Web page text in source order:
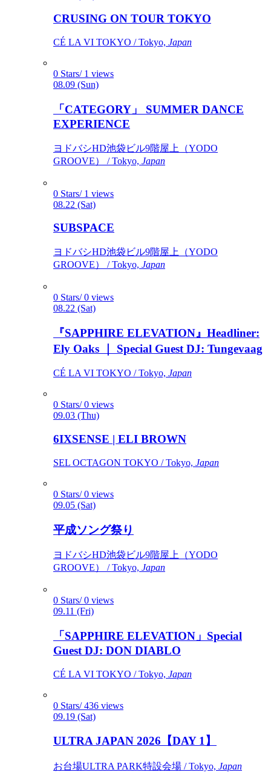
CRUSING ON TOUR TOKYO
CÉ LA VI TOKYO / Tokyo, Japan
0 Stars/ 1 views
08.09 (Sun)
「CATEGORY」 SUMMER DANCE
EXPERIENCE
ヨドバシHD池袋ビル9階屋上（YODO
GROOVE） / Tokyo, Japan
0 Stars/ 1 views
08.22 (Sat)
SUBSPACE
ヨドバシHD池袋ビル9階屋上（YODO
GROOVE） / Tokyo, Japan
0 Stars/ 0 views
08.22 (Sat)
『SAPPHIRE ELEVATION』Headliner:
Ely Oaks ｜ Special Guest DJ: Tungevaag
CÉ LA VI TOKYO / Tokyo, Japan
0 Stars/ 0 views
09.03 (Thu)
6IXSENSE | ELI BROWN
SEL OCTAGON TOKYO / Tokyo, Japan
0 Stars/ 0 views
09.05 (Sat)
平成ソング祭り
ヨドバシHD池袋ビル9階屋上（YODO
GROOVE） / Tokyo, Japan
0 Stars/ 0 views
09.11 (Fri)
「SAPPHIRE ELEVATION」Special
Guest DJ: DON DIABLO
CÉ LA VI TOKYO / Tokyo, Japan
0 Stars/ 436 views
09.19 (Sat)
ULTRA JAPAN 2026【DAY 1】
お台場ULTRA PARK特設会場 / Tokyo, Japan